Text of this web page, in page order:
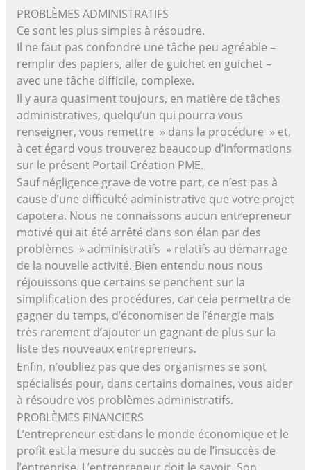
PROBLÈMES ADMINISTRATIFS
Ce sont les plus simples à résoudre.
Il ne faut pas confondre une tâche peu agréable –
remplir des papiers, aller de guichet en guichet –
avec une tâche difficile, complexe.
Il y aura quasiment toujours, en matière de tâches
administratives, quelqu’un qui pourra vous
renseigner, vous remettre » dans la procédure » et,
à cet égard vous trouverez beaucoup d’informations
sur le présent Portail Création PME.
Sauf négligence grave de votre part, ce n’est pas à
cause d’une difficulté administrative que votre projet
capotera. Nous ne connaissons aucun entrepreneur
motivé qui ait été arrêté dans son élan par des
problèmes » administratifs » relatifs au démarrage
de la nouvelle activité. Bien entendu nous nous
réjouissons que certains se penchent sur la
simplification des procédures, car cela permettra de
gagner du temps, d’économiser de l’énergie mais
très rarement d’ajouter un gagnant de plus sur la
liste des nouveaux entrepreneurs.
Enfin, n’oubliez pas que des organismes se sont
spécialisés pour, dans certains domaines, vous aider
à résoudre vos problèmes administratifs.
PROBLÈMES FINANCIERS
L’entrepreneur est dans le monde économique et le
profit est la mesure du succès ou de l’insuccès de